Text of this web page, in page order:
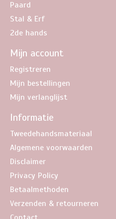
Paard
Stal & Erf
2de hands
Mijn account
Registreren
Mijn bestellingen
Mijn verlanglijst
Informatie
Tweedehandsmateriaal
Algemene voorwaarden
Disclaimer
Privacy Policy
Betaalmethoden
Verzenden & retourneren